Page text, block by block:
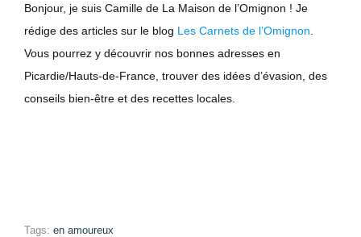
Bonjour, je suis Camille de La Maison de l’Omignon ! Je
rédige des articles sur le blog Les Carnets de l’Omignon
Vous pourrez y découvrir nos bonnes adresses en
Picardie/Hauts-de-France, trouver des idées d’évasion, des
conseils bien-être et des recettes locales.
Tags: en amoureux